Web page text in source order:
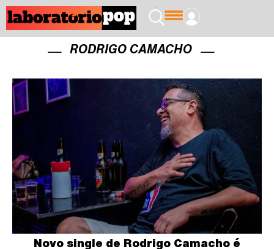
RODRIGO CAMACHO
Novo single de Rodrigo Camacho é